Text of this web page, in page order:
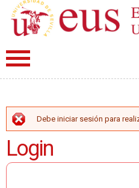
MENSAJE DE
Debe iniciar sesión para
Login